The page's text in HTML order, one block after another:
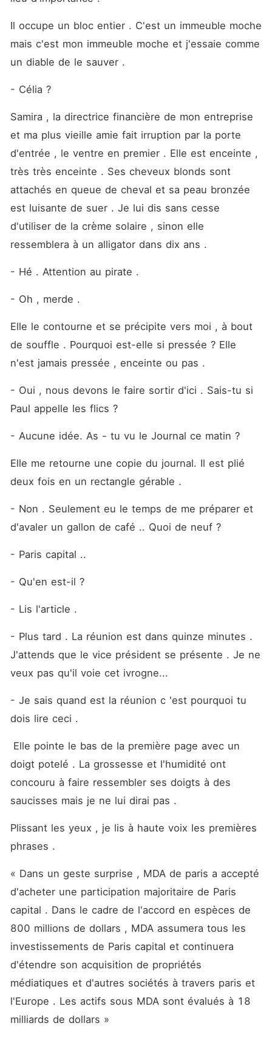
Il occupe un bloc entier . C'est un immeuble moche
mais c'est mon immeuble moche et j'essaie comme
un diable de le sauver .
- Célia ?
Samira , la directrice financière de mon entreprise
et ma plus vieille amie fait irruption par la porte
d'entrée , le ventre en premier . Elle est enceinte ,
très très enceinte . Ses cheveux blonds sont
attachés en queue de cheval et sa peau bronzée
est luisante de suer . Je lui dis sans cesse
d'utiliser de la crème solaire , sinon elle
ressemblera à un alligator dans dix ans .
- Hé . Attention au pirate .
- Oh , merde .
Elle le contourne et se précipite vers moi , à bout
de souffle . Pourquoi est-elle si pressée ? Elle
n'est jamais pressée , enceinte ou pas .
- Oui , nous devons le faire sortir d'ici . Sais-tu si
Paul appelle les flics ?
- Aucune idée. As - tu vu le Journal ce matin ?
Elle me retourne une copie du journal. Il est plié
deux fois en un rectangle gérable .
- Non . Seulement eu le temps de me préparer et
d'avaler un gallon de café .. Quoi de neuf ?
- Paris capital ..
- Qu'en est-il ?
- Lis l'article .
- Plus tard . La réunion est dans quinze minutes .
J'attends que le vice président se présente . Je ne
veux pas qu'il voie cet ivrogne...
- Je sais quand est la réunion c 'est pourquoi tu
dois lire ceci .
doigt potelé . La grossesse et l'humidité ont
concouru à faire ressembler ses doigts à des
saucisses mais je ne lui dirai pas .
Plissant les yeux , je lis à haute voix les premières
phrases .
« Dans un geste surprise , MDA de paris a accepté
d'acheter une participation majoritaire de Paris
capital . Dans le cadre de l'accord en espèces de
800 millions de dollars , MDA assumera tous les
investissements de Paris capital et continuera
d'étendre son acquisition de propriétés
médiatiques et d'autres sociétés à travers paris et
l'Europe . Les actifs sous MDA sont évalués à 18
milliards de dollars »